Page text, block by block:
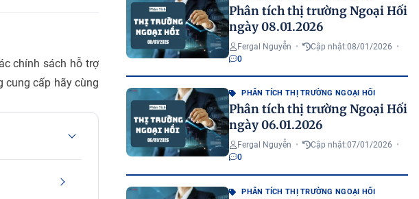
chính sách hỗ trợ
cung cấp hãy cùng
Phân tích thị trường Ngoại Hối
ngày 08.01.2026
Fergal Nguyễn • Cập nhật:08/01/2026 •
0
PHÂN TÍCH THỊ TRƯỜNG NGOẠI HỐI
Phân tích thị trường Ngoại Hối
ngày 06.01.2026
Fergal Nguyễn • Cập nhật:07/01/2026 •
0
PHÂN TÍCH THỊ TRƯỜNG NGOẠI HỐI